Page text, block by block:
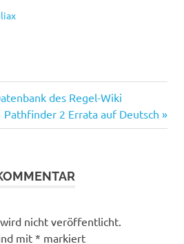
des Regel-Wiki
Nächster
Beitrag:
Pathfinder 2 Errata auf Deutsch
nicht veröffentlicht.
mit * markiert